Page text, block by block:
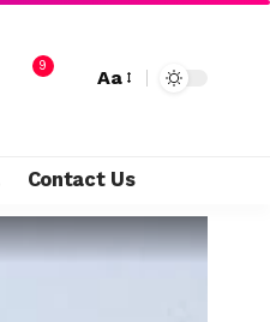
9
Aa
Contact Us